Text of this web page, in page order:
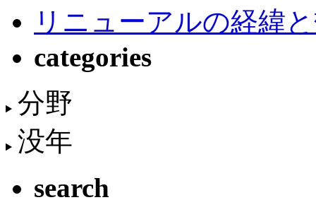
リニューアルの経緯
categories
分野
没年
search